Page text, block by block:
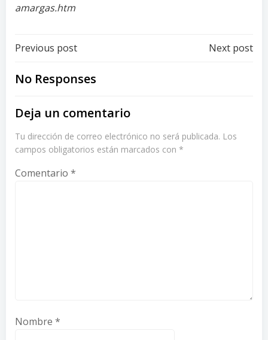
amargas.htm
Post
navigation
Previous post Next post
No Responses
Deja un comentario
Tu dirección de correo electrónico no será publicada. Los
campos obligatorios están marcados con *
Comentario *
Nombre *